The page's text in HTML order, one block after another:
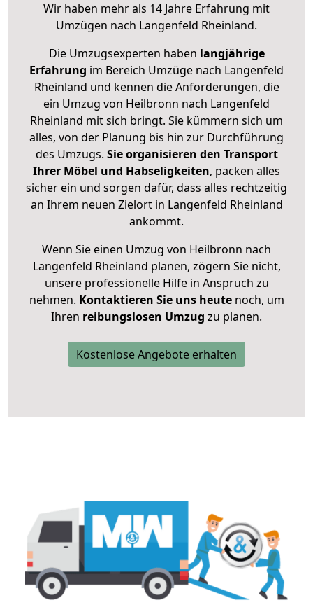
Wir haben mehr als 14 Jahre Erfahrung mit
Umzügen nach Langenfeld Rheinland.
Die Umzugsexperten haben langjährige
Erfahrung im Bereich Umzüge nach Langenfeld
Rheinland und kennen die Anforderungen, die
ein Umzug von Heilbronn nach Langenfeld
Rheinland mit sich bringt. Sie kümmern sich um
alles, von der Planung bis hin zur Durchführung
des Umzugs. Sie organisieren den Transport
Ihrer Möbel und Habseligkeiten, packen alles
sicher ein und sorgen dafür, dass alles rechtzeitig
an Ihrem neuen Zielort in Langenfeld Rheinland
ankommt.
Wenn Sie einen Umzug von Heilbronn nach
Langenfeld Rheinland planen, zögern Sie nicht,
unsere professionelle Hilfe in Anspruch zu
nehmen. Kontaktieren Sie uns heutenoch, um
Ihren reibungslosen Umzug zu planen.
Kostenlose Angebote erhalten